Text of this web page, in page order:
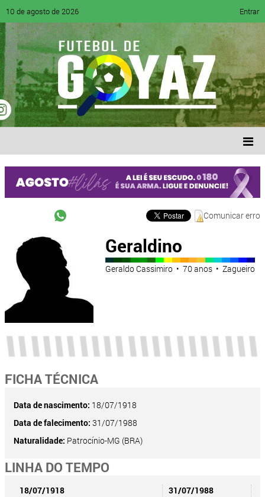
10 de agosto de 2026 Entrar
Comunicar erro
Geraldino
Geraldo Cassimiro • 70 anos • Zagueiro
FICHA TÉCNICA
Data de nascimento: 18/07/1918
Data de falecimento: 31/07/1988
Naturalidade: Patrocínio-MG (BRA)
LINHA DO TEMPO
18/07/1918
31/07/1988